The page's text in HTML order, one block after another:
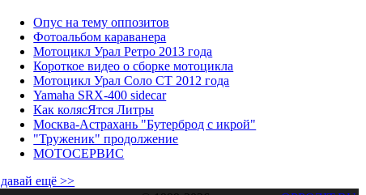
Опус на тему оппозитов
Фотоальбом караванера
Мотоцикл Урал Ретро 2013 года
Короткое видео о сборке мотоцикла
Мотоцикл Урал Соло СТ 2012 года
Yamaha SRX-400 sidecar
Как колясЯтся Литры
Москва-Астрахань "Бутерброд с икрой"
"Труженик" продолжение
МОТОСЕРВИС
давай ещё >>